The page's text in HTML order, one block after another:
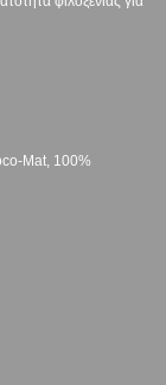
Mat, 100%